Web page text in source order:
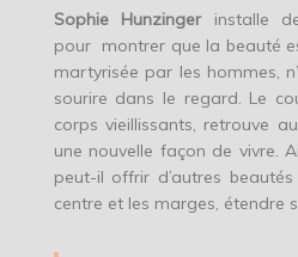
Sophie Hunzingerinstalle
pour montrer que la beauté
martyrisée par les hommes,
sourire dans le regard. Le
corps vieillissants, retrouve
une nouvelle façon de vivre.
peut-il offrir d’autres
centre et les marges, étendre